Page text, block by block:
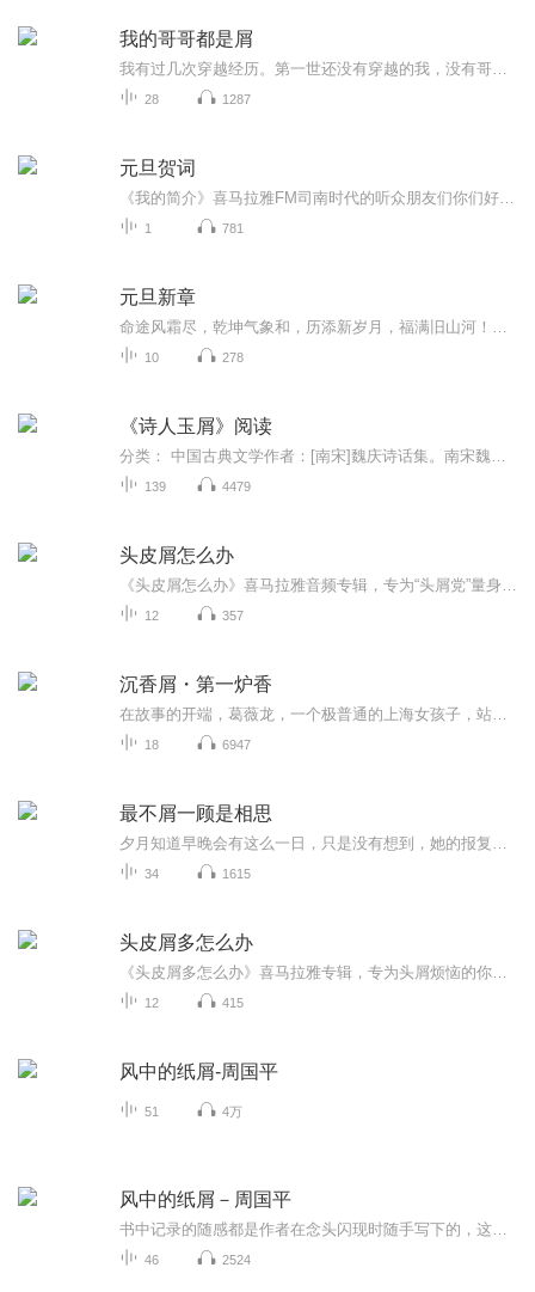
我的哥哥都是屑
28 1287
元旦贺词
1 781
元旦新章
10 278
《诗人玉屑》阅读
139 4479
头皮屑怎么办
12 357
沉香屑・第一炉香
18 6947
最不屑一顾是相思
34 1615
头皮屑多怎么办
12 415
风中的纸屑-周国平
51 4万
风中的纸屑－周国平
46 2524